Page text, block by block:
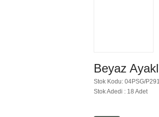
Beyaz
Stok Kodu: 04PSG/
Stok Adedi : 18 Adet